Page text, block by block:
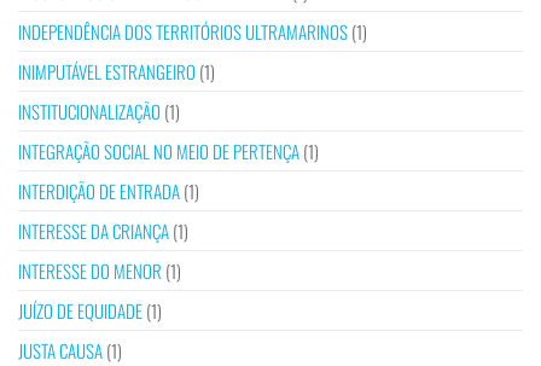
INDEPENDÊNCIA DOS TERRITÓRIOS ULTRAMARINOS(1)
INIMPUTÁVEL ESTRANGEIRO (1)
INSTITUCIONALIZAÇÃO (1)
INTEGRAÇÃO SOCIAL NO MEIO DE PERTENÇA(1)
INTERDIÇÃO DE ENTRADA(1)
INTERESSE DA CRIANÇA(1)
INTERESSE DO MENOR (1)
JUÍZO DE EQUIDADE(1)
JUSTA CAUSA(1)